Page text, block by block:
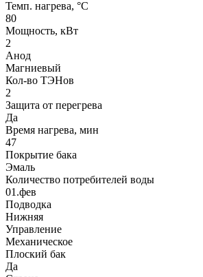
Темп. нагрева, °С
80
Мощность, кВт
2
Анод
Магниевый
Кол-во ТЭНов
2
Защита от перегрева
Да
Время нагрева, мин
47
Покрытие бака
Эмаль
Количество потребителей воды
01.фев
Подводка
Нижняя
Управление
Механическое
Плоский бак
Да